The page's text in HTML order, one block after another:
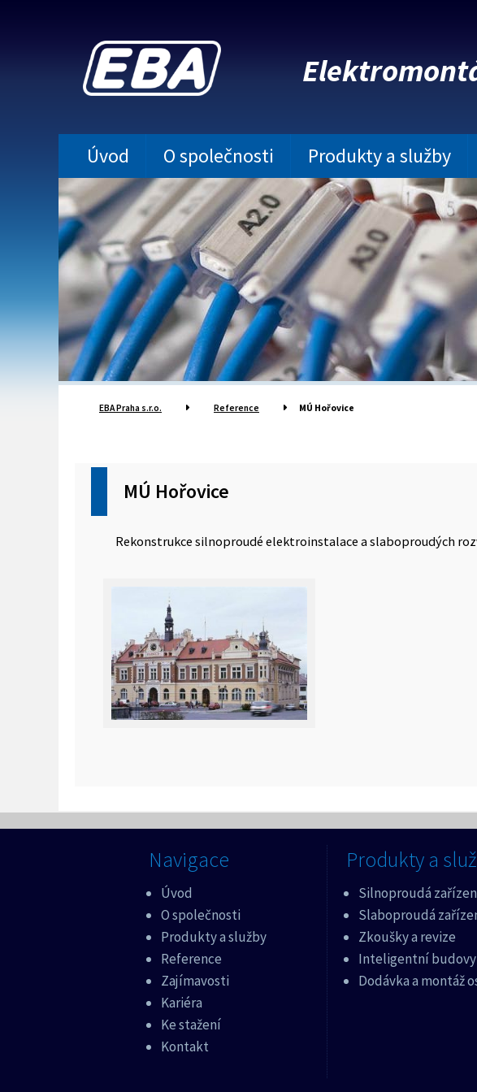
Úvod O společnosti Produkty a služby
EBA Praha s.r.o. Reference MÚ Hořovice
MÚ Hořovice
Rekonstrukce silnoproudé elektroinstalace a slaboproudých
Navigace
Úvod
O společnosti
Produkty a služby
Reference
Zajímavosti
Kariéra
Ke stažení
Kontakt
Produkty a
Silnoproudá
Slaboproudá
Zkoušky a revize
Inteligentní budovy
Dodávka a montáž